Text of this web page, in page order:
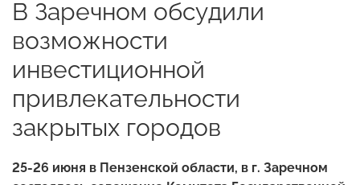
В Заречном обсудили
возможности
инвестиционной
привлекательности
закрытых городов
25-26 июня в Пензенской области, в г. Заречном